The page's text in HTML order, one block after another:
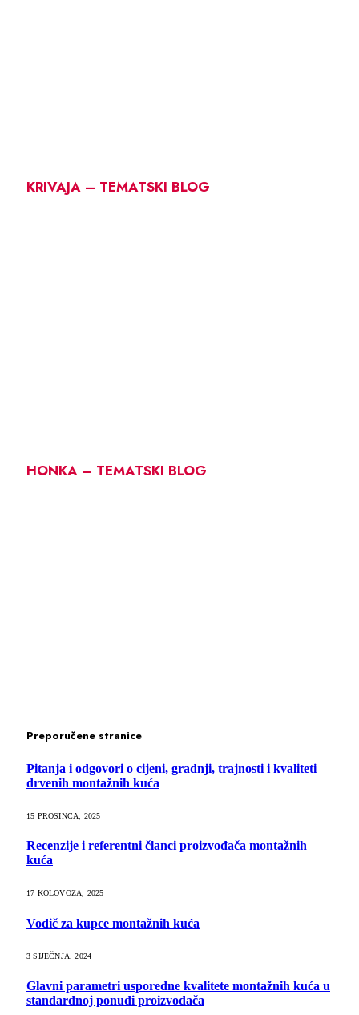
KRIVAJA – TEMATSKI BLOG
HONKA – TEMATSKI BLOG
Preporučene stranice
Pitanja i odgovori o cijeni, gradnji, trajnosti i kvaliteti
drvenih montažnih kuća
15 PROSINCA, 2025
Recenzije i referentni članci proizvođača montažnih
kuća
17 KOLOVOZA, 2025
Vodič za kupce montažnih kuća
3 SIJEČNJA, 2024
Glavni parametri usporedne kvalitete montažnih kuća u
standardnoj ponudi proizvođača